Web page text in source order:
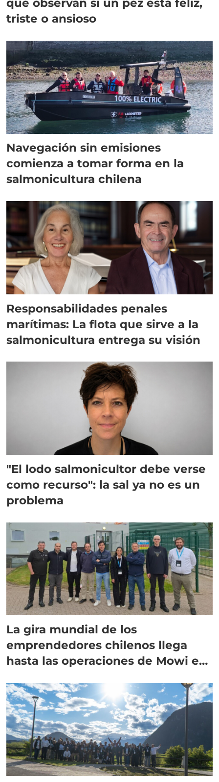
triste o ansioso
Navegación sin emisiones
comienza a tomar forma en la
salmonicultura chilena
Responsabilidades penales
marítimas: La flota que sirve a la
salmonicultura entrega su visión
"El lodo salmonicultor debe verse
como recurso": la sal ya no es un
problema
La gira mundial de los
emprendedores chilenos llega
hasta las operaciones de Mowi en